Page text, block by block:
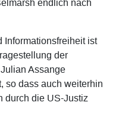
endlich nach
Informationsfreiheit ist
der
Assange
so dass auch weiterhin
durch die US-Justiz